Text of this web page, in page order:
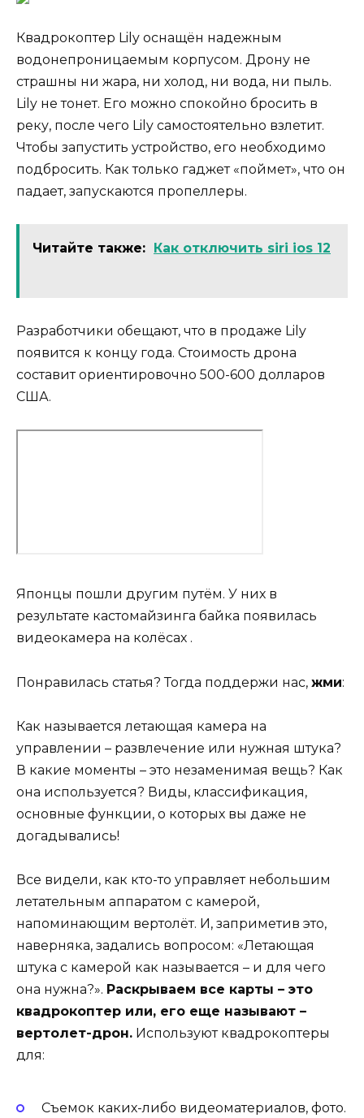
Квадрокоптер Lily оснащён надежным
водонепроницаемым корпусом. Дрону не
страшны ни жара, ни холод, ни вода, ни пыль.
Lily не тонет. Его можно спокойно бросить в
реку, после чего Lily самостоятельно взлетит.
Чтобы запустить устройство, его необходимо
подбросить. Как только гаджет «поймет», что он
падает, запускаются пропеллеры.
Читайте также: Как отключить siri ios 12
Разработчики обещают, что в продаже Lily
появится к концу года. Стоимость дрона
составит ориентировочно 500-600 долларов
США.
Японцы пошли другим путём. У них в
результате кастомайзинга байка появилась
видеокамера на колёсах .
Понравилась статья? Тогда поддержи нас, жми:
Как называется летающая камера на
управлении – развлечение или нужная штука?
В какие моменты – это незаменимая вещь? Как
она используется? Виды, классификация,
основные функции, о которых вы даже не
догадывались!
Все видели, как кто-то управляет небольшим
летательным аппаратом с камерой,
напоминающим вертолёт. И, заприметив это,
наверняка, задались вопросом: «Летающая
штука с камерой как называется – и для чего
она нужна?». Раскрываем все карты – это
квадрокоптер или, его еще называют –
вертолет-дрон. Используют квадрокоптеры
для:
Съемок каких-либо видеоматериалов, фото.